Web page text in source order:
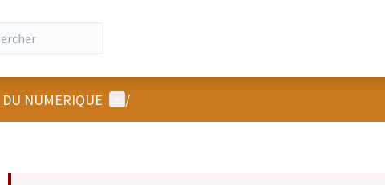
NUMERIQUE Menu utilisateur
/